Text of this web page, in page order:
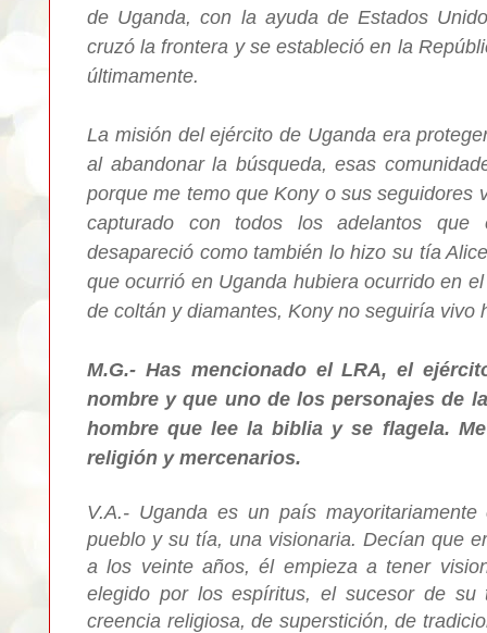
de Uganda, con la ayuda de Estados
cruzó la frontera y se estableció en la
últimamente.
La misión del ejército de Uganda era
al abandonar la búsqueda, esas
porque me temo que Kony o sus seguidores
capturado con todos los adelantos que
desapareció como también lo hizo su tía
que ocurrió en Uganda hubiera ocurrido en
de coltán y diamantes, Kony no seguiría vivo
M.G.- Has mencionado el LRA, el
nombre y que uno de los personajes de
hombre que lee la biblia y se flagela.
religión y mercenarios.
V.A.- Uganda es un país
pueblo y su tía, una visionaria. Decían que
a los veinte años, él empieza a tener
elegido por los espíritus, el sucesor de
creencia religiosa, de superstición, de